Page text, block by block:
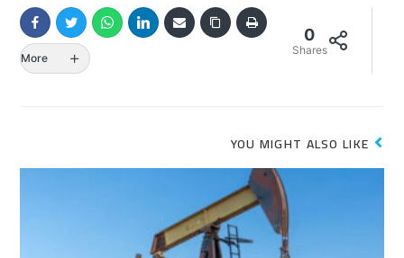
0
Shares
More
YOU MIGHT ALSO LIKE